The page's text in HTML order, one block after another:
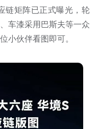
链矩阵已正式曝光，轮
车漆采用巴斯夫等一众
小伙伴看图即可。